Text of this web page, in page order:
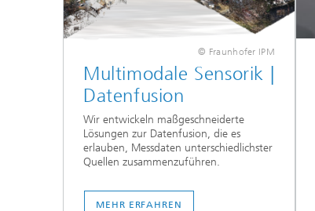
© Fraunhofer IPM
Multimodale Sensorik |
Datenfusion
Wir entwickeln maßgeschneiderte
Lösungen zur Datenfusion, die es
erlauben, Messdaten unterschiedlichster
Quellen zusammenzuführen.
MEHR ERFAHREN